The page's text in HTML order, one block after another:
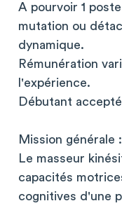
A pourvoir 1
mutation ou
dynamique.
Rémunération
l'expérience.
Débutant
Mission générale :
Le masseur
capacités
cognitives d'une